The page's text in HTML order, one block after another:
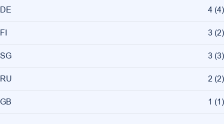
DE 4 (4)
FI 3 (2)
SG 3 (3)
RU 2 (2)
GB 1 (1)